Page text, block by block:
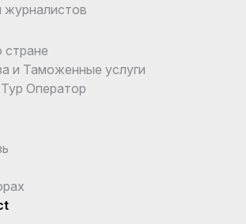
журналистов
и Таможенные услуги
Оператор